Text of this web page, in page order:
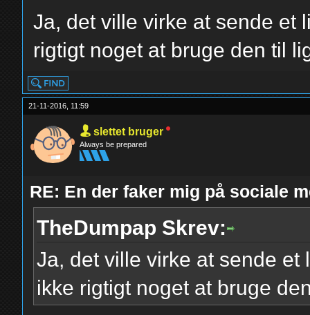
Ja, det ville virke at sende et
rigtigt noget at bruge den til
21-11-2016, 11:59
slettet bruger
Always be prepared
RE: En der faker mig på sociale
TheDumpap Skrev:
Ja, det ville virke at sende
ikke rigtigt noget at bruge